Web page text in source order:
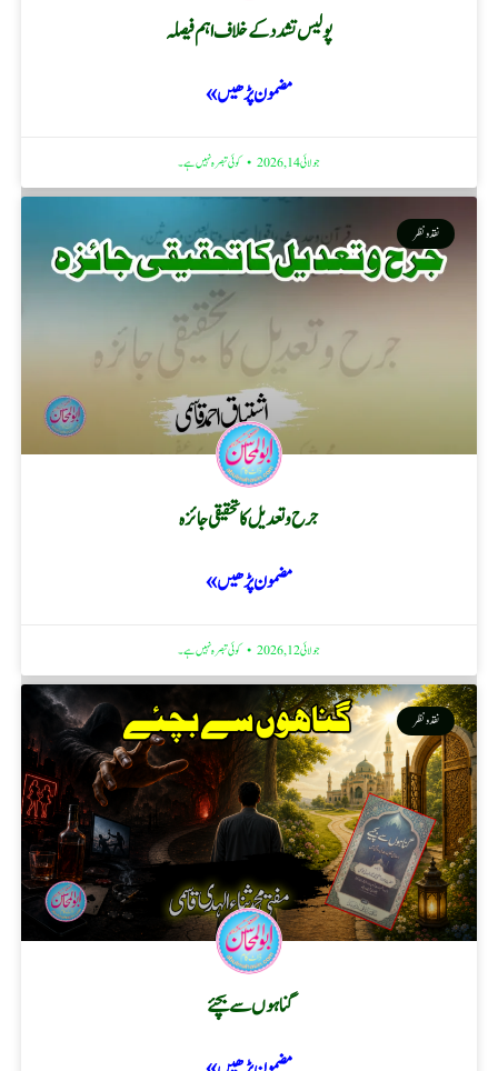
پولیس تشدد کے خلاف اہم فیصلہ
مضمون پڑھیں »
جولائی 14, 2026 کوئی تبصرہ نہیں ہے۔
نقد ونظر
جرح و تعدیل کا تحقیقی جائزہ
مضمون پڑھیں »
جولائی 12, 2026 کوئی تبصرہ نہیں ہے۔
نقد ونظر
گناہوں سے بچئے